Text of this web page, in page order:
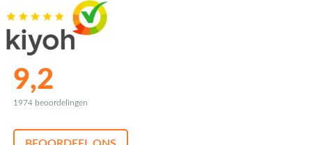
9,2
1974 beoordelingen